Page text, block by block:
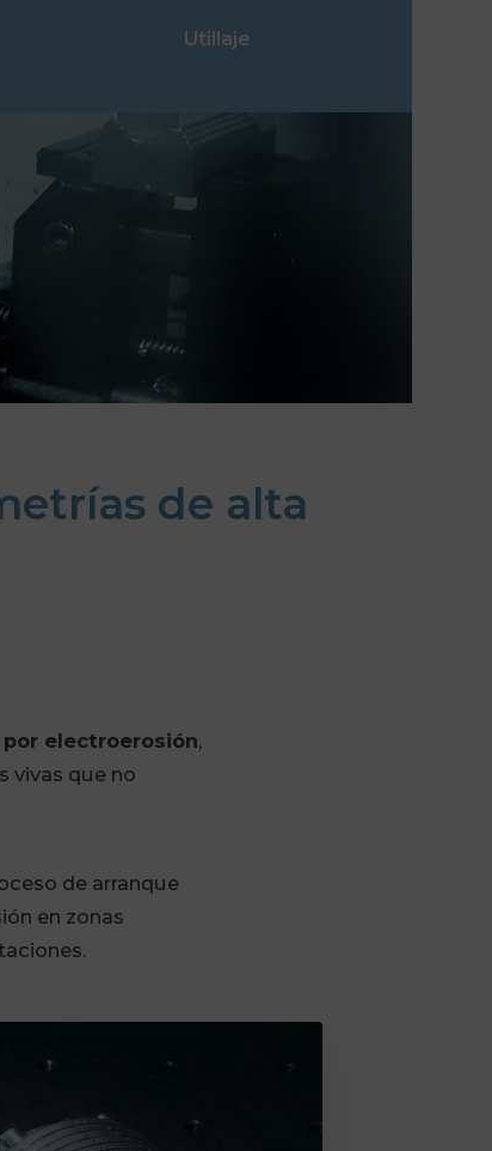
Utillaje
de alta
electroerosión,
vivas que no
de arranque
en zonas